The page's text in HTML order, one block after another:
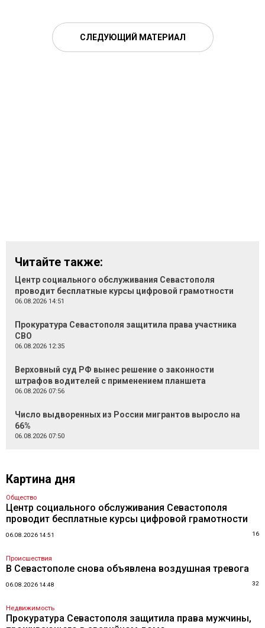
СЛЕДУЮЩИЙ МАТЕРИАЛ
Читайте также:
Центр социального обслуживания Севастополя
проводит бесплатные курсы цифровой грамотности
06.08.2026 14:51
Прокуратура Севастополя защитила права участника
СВО
06.08.2026 12:35
Верховный суд РФ вынес решение о законности
штрафов водителей с применением планшета
06.08.2026 07:56
Число выдворенных из России мигрантов выросло на
66%
06.08.2026 07:50
Картина дня
Общество
Центр социального обслуживания Севастополя
проводит бесплатные курсы цифровой грамотности
06.08.2026 14:51 16
Происшествия
В Севастополе снова объявлена воздушная тревога
06.08.2026 14:48 32
Недвижимость
Прокуратура Севастополя защитила права мужчины,